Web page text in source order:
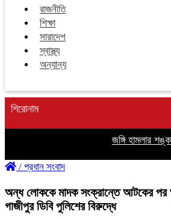
রাজনীতি
শিক্ষা
সারাদেশ
স্বাস্থ্য
অন্যান্য
শিরোনাম
জঙ্গি হামলার
/ প্রধান সংবাদ
অন্ধ লোককে মাদক সংক্রান্তে আটকের পর
গাজীপুর ডিবি পুলিশের বিরুদ্ধে